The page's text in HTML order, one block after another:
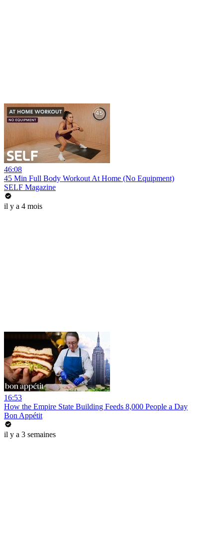
46:08
45 Min Full Body Workout At Home (No Equipment)
SELF Magazine
il y a 4 mois
16:53
How the Empire State Building Feeds 8,000 People a Day
Bon Appétit
il y a 3 semaines